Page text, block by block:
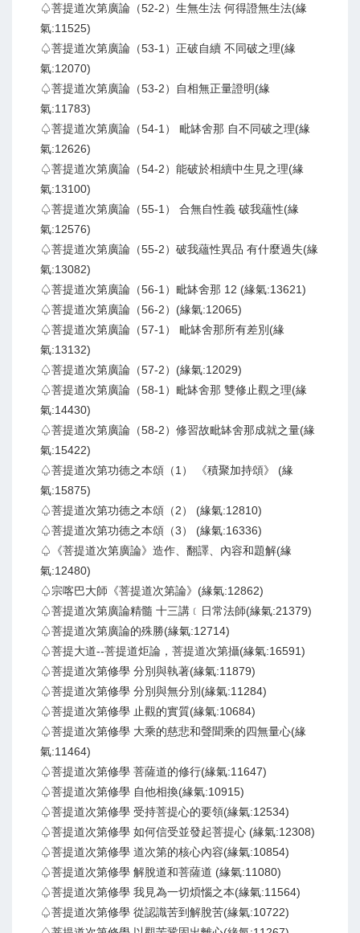
♤菩提道次第廣論（52-2）生無生法 何得證無生法(緣
氣:11525)
♤菩提道次第廣論（53-1）正破自續 不同破之理(緣
氣:12070)
♤菩提道次第廣論（53-2）自相無正量證明(緣
氣:11783)
♤菩提道次第廣論（54-1） 毗缽舍那 自不同破之理(緣
氣:12626)
♤菩提道次第廣論（54-2）能破於相續中生見之理(緣
氣:13100)
♤菩提道次第廣論（55-1） 合無自性義 破我蘊性(緣
氣:12576)
♤菩提道次第廣論（55-2）破我蘊性異品 有什麼過失(緣
氣:13082)
♤菩提道次第廣論（56-1）毗缽舍那 12 (緣氣:13621)
♤菩提道次第廣論（56-2）(緣氣:12065)
♤菩提道次第廣論（57-1） 毗缽舍那所有差別(緣
氣:13132)
♤菩提道次第廣論（57-2）(緣氣:12029)
♤菩提道次第廣論（58-1）毗缽舍那 雙修止觀之理(緣
氣:14430)
♤菩提道次第廣論（58-2）修習故毗缽舍那成就之量(緣
氣:15422)
♤菩提道次第功德之本頌（1） 《積聚加持頌》 (緣
氣:15875)
♤菩提道次第功德之本頌（2） (緣氣:12810)
♤菩提道次第功德之本頌（3） (緣氣:16336)
♤《菩提道次第廣論》造作、翻譯、內容和題解(緣
氣:12480)
♤宗喀巴大師《菩提道次第論》(緣氣:12862)
♤菩提道次第廣論精髓 十三講﹝日常法師(緣氣:21379)
♤菩提道次第廣論的殊勝(緣氣:12714)
♤菩提大道--菩提道炬論，菩提道次第攝(緣氣:16591)
♤菩提道次第修學 分別與執著(緣氣:11879)
♤菩提道次第修學 分別與無分別(緣氣:11284)
♤菩提道次第修學 止觀的實質(緣氣:10684)
♤菩提道次第修學 大乘的慈悲和聲聞乘的四無量心(緣
氣:11464)
♤菩提道次第修學 菩薩道的修行(緣氣:11647)
♤菩提道次第修學 自他相換(緣氣:10915)
♤菩提道次第修學 受持菩提心的要領(緣氣:12534)
♤菩提道次第修學 如何信受並發起菩提心 (緣氣:12308)
♤菩提道次第修學 道次第的核心內容(緣氣:10854)
♤菩提道次第修學 解脫道和菩薩道 (緣氣:11080)
♤菩提道次第修學 我見為一切煩惱之本(緣氣:11564)
♤菩提道次第修學 從認識苦到解脫苦(緣氣:10722)